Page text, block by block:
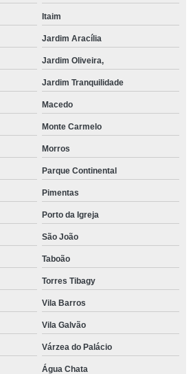
Itaim
Jardim Aracília
Jardim Oliveira,
Jardim Tranquilidade
Macedo
Monte Carmelo
Morros
Parque Continental
Pimentas
Porto da Igreja
São João
Taboão
Torres Tibagy
Vila Barros
Vila Galvão
Várzea do Palácio
Água Chata